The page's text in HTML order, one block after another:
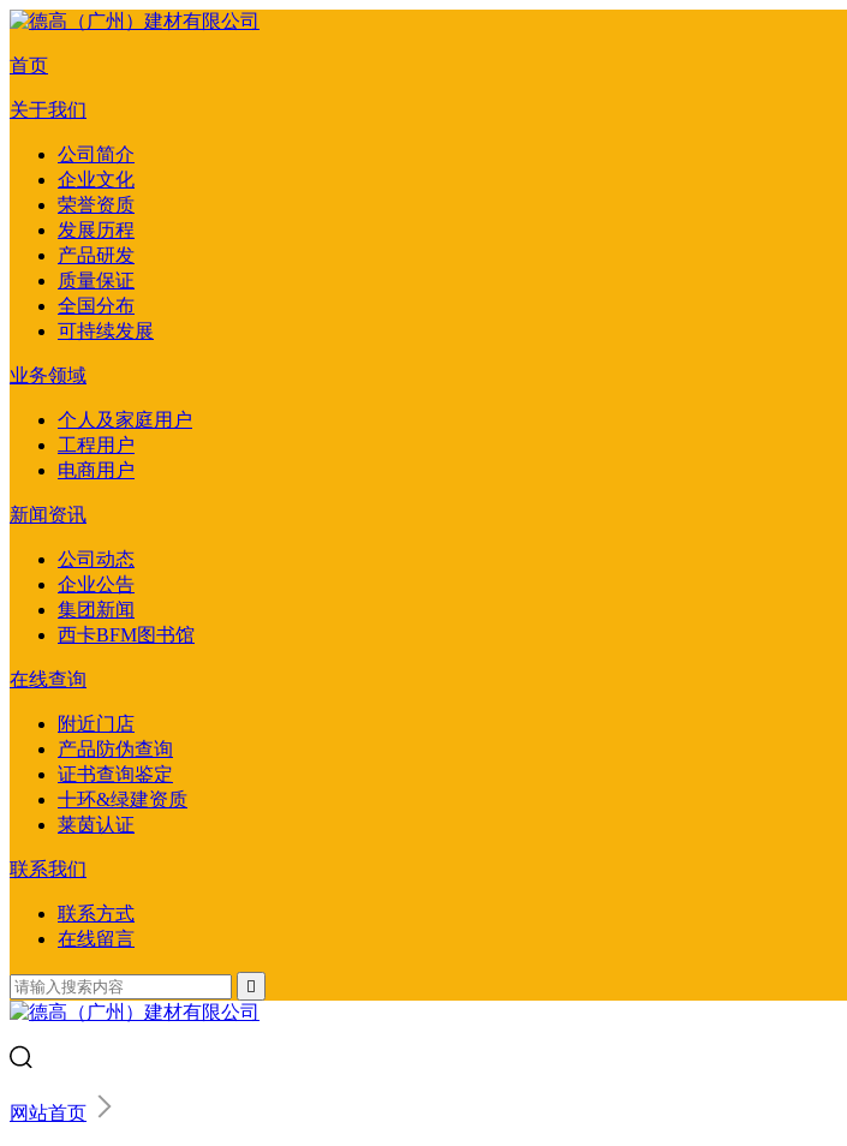
首页
关于我们
公司简介
企业文化
荣誉资质
发展历程
产品研发
质量保证
全国分布
可持续发展
业务领域
个人及家庭用户
工程用户
电商用户
新闻资讯
公司动态
企业公告
集团新闻
西卡BFM图书馆
在线查询
附近门店
产品防伪查询
证书查询鉴定
十环&绿建资质
莱茵认证
联系我们
联系方式
在线留言

网站首页